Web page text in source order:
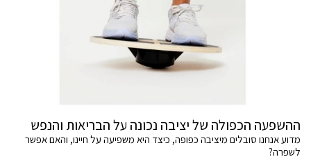
ההשפעה הכפולה של יציבה נכונה על הבריאות והנפש
מדוע אנחנו סובלים מיציבה כפופה, כיצד היא משפיעה על חיינו, והאם אפשר
לשפרה?